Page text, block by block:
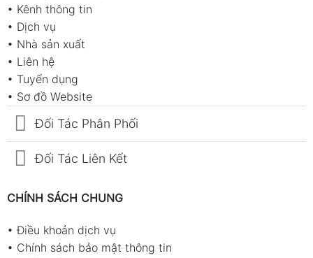
• Kênh thông tin
• Dịch vụ
• Nhà sản xuất
• Liên hệ
• Tuyển dụng
• Sơ đồ Website
Đối Tác Phân Phối
Đối Tác Liên Kết
CHÍNH SÁCH CHUNG
•Điều khoản dịch vụ
• Chính sách bảo mật thông tin